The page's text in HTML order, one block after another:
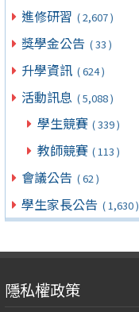
進修研習 ( 2,607 )
獎學金公告 ( 33 )
升學資訊 ( 624 )
活動訊息 ( 5,088 )
學生競賽 ( 339 )
教師競賽 ( 113 )
會議公告 ( 62 )
學生家長公告 ( 1,630 )
隱私權政策